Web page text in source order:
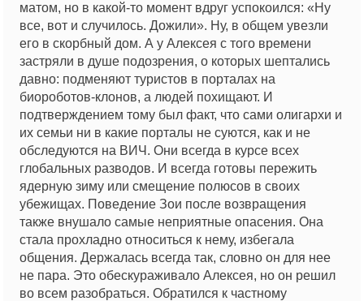
матом, но в какой-то момент вдруг успокоился: «Ну
все, вот и случилось. Дожили». Ну, в общем увезли
его в скорбный дом. А у Алексея с того времени
застряли в душе подозрения, о которых шептались
давно: подменяют туристов в порталах на
биороботов-клонов, а людей похищают. И
подтверждением тому был факт, что сами олигархи и
их семьи ни в какие порталы не суются, как и не
обследуются на ВИЧ. Они всегда в курсе всех
глобальных разводов. И всегда готовы пережить
ядерную зиму или смещение полюсов в своих
убежищах. Поведение Зои после возвращения
также внушало самые неприятные опасения. Она
стала прохладно относиться к нему, избегала
общения. Держалась всегда так, словно он для нее
не пара. Это обескураживало Алексея, но он решил
во всем разобраться. Обратился к частному